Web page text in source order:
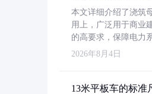
本文详细介绍了浇筑
用上，广泛用于商业
的高要求，保障电力
2026年8月4日
13米平板车的标准